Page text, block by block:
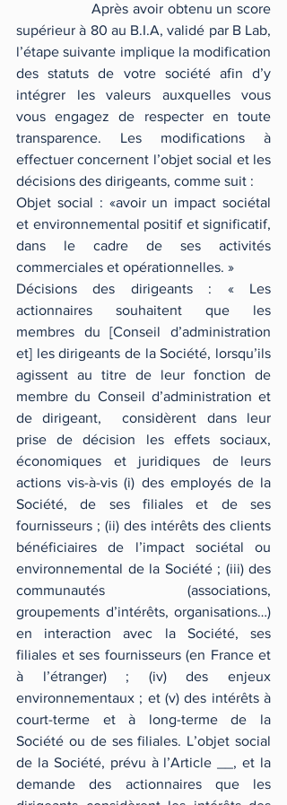
                  Après avoir obtenu un score
supérieur à 80 au B.I.A, validé par B Lab,
l’étape suivante implique la modification
des statuts de votre société afin d’y
intégrer les valeurs auxquelles vous
vous engagez de respecter en toute
transparence. Les modifications à
effectuer concernent l’objet social et les
décisions des dirigeants, comme suit :
Objet social : «avoir un impact sociétal
et environnemental positif et significatif,
dans le cadre de ses activités
commerciales et opérationnelles. »
Décisions des dirigeants : « Les
actionnaires souhaitent que les
membres du [Conseil d’administration
et] les dirigeants de la Société, lorsqu’ils
agissent au titre de leur fonction de
membre du Conseil d’administration et
de dirigeant,  considèrent dans leur
prise de décision les effets sociaux,
économiques et juridiques de leurs
actions vis-à-vis (i) des employés de la
Société, de ses filiales et de ses
fournisseurs ; (ii) des intérêts des clients
bénéficiaires de l’impact sociétal ou
environnemental de la Société ; (iii) des
communautés (associations,
groupements d’intérêts, organisations…)
en interaction avec la Société, ses
filiales et ses fournisseurs (en France et
à l’étranger) ; (iv) des enjeux
environnementaux ; et (v) des intérêts à
court-terme et à long-terme de la
Société ou de ses filiales. L’objet social
de la Société, prévu à l’Article __, et la
demande des actionnaires que les